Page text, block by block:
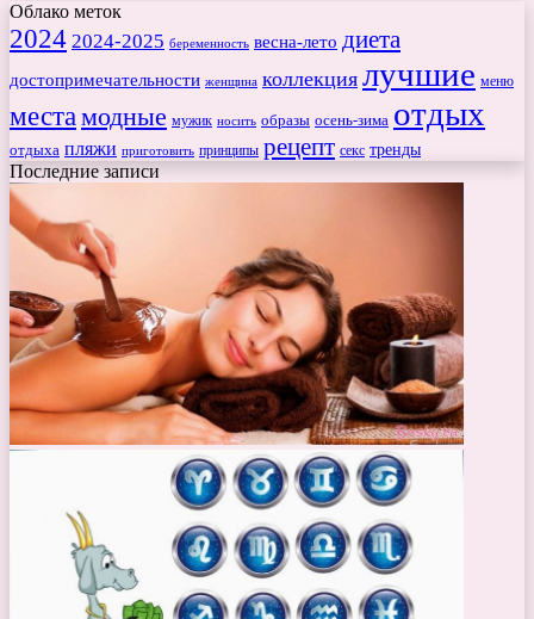
Облако меток
2024 2024-2025 беременность весна-лето диета
достопримечательности женщина коллекция лучшие меню
места модные мужик носить образы осень-зима отдых
отдыха пляжи приготовить принципы рецепт секс тренды
Последние записи